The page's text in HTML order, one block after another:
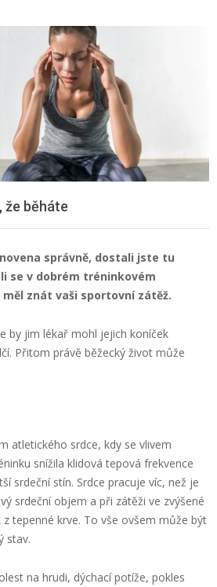
že běháte
správně, dostali jste tu
se v dobrém tréninkovém
znát vaši sportovní zátěž.
by jim lékař mohl jejich koníček
Přitom právě běžecký život může
atletického srdce, kdy se vlivem
snížila klidová tepová frekvence
srdeční stín. Srdce pracuje víc, než je
srdeční objem a při zátěži ve zvýšené
tepenné krve. To vše ovšem může být
stav.
na hrudi, dýchací potíže, pokles